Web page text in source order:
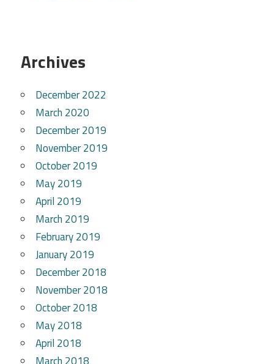
Archives
December 2022
March 2020
December 2019
November 2019
October 2019
May 2019
April 2019
March 2019
February 2019
January 2019
December 2018
November 2018
October 2018
May 2018
April 2018